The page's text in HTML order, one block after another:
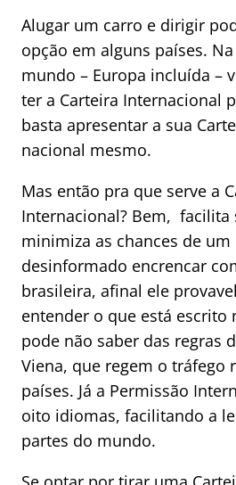
Alugar um carro e dirigir
opção em alguns países.
mundo – Europa incluída –
ter a Carteira Internacional
basta apresentar a sua
nacional mesmo.
Mas então pra que serve a
Internacional? Bem, facilita
minimiza as chances de um
desinformado encrencar
brasileira, afinal ele
entender o que está escrito
pode não saber das regras
Viena, que regem o tráfego
países. Já a Permissão
oito idiomas, facilitando a
partes do mundo.